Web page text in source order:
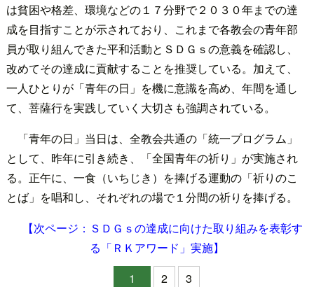
は貧困や格差、環境などの１７分野で２０３０年までの達
成を目指すことが示されており、これまで各教会の青年部
員が取り組んできた平和活動とＳＤＧｓの意義を確認し、
改めてその達成に貢献することを推奨している。加えて、
一人ひとりが「青年の日」を機に意識を高め、年間を通し
て、菩薩行を実践していく大切さも強調されている。
「青年の日」当日は、全教会共通の「統一プログラム」
として、昨年に引き続き、「全国青年の祈り」が実施され
る。正午に、一食（いちじき）を捧げる運動の「祈りのこ
とば」を唱和し、それぞれの場で１分間の祈りを捧げる。
【次ページ：ＳＤＧｓの達成に向けた取り組みを表彰す
る「ＲＫアワード」実施】
1
2 3